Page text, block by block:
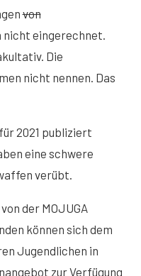
von
eingerechnet.
Die
nicht nennen. Das
2021 publiziert
eine schwere
verübt.
der MOJUGA
können sich dem
Jugendlichen in
zur Verfügung